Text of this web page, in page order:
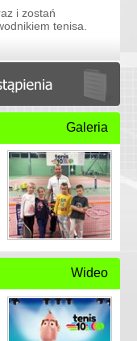
i zostań
tenisa.
Galeria
Wideo